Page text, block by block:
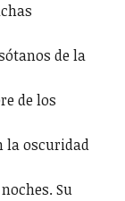
de la
de los
la oscuridad
Su